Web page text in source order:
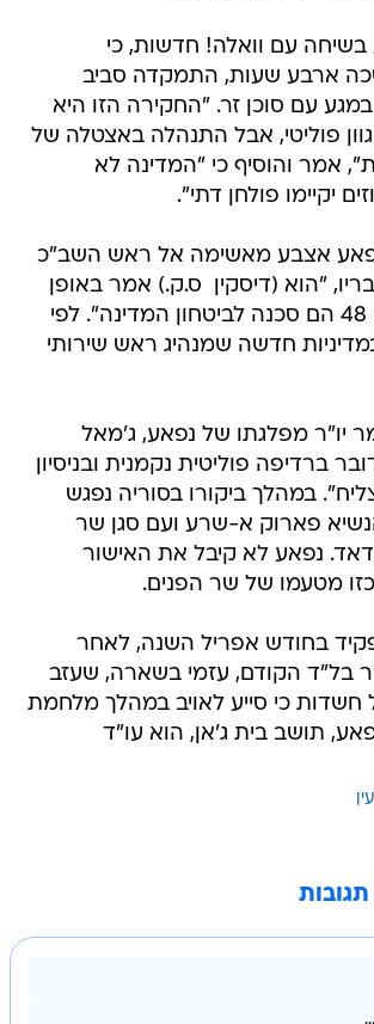
עם וואלה! חדשות, כי
ארבע שעות, התמקדה סביב
עם סוכן זר. "החקירה הזו היא
פוליטי, אבל התנהלה באצטלה של
אמר והוסיף כי "המדינה לא
יקיימו פולחן דתי".
נפאע אצבע מאשימה אל ראש השב"כ
"הוא (דיסקין  ס.ק.) אמר באופן
מפורש שערביי 48 הם סכנה לביטחון המדינה". לפי
חדשה שמנהיג ראש שירותי
יו"ר מפלגתו של נפאע, ג'מאל
ברדיפה פוליטית נקמנית ובניסיון
במהלך ביקורו בסוריה נפגש
פארוק א-שרע ועם סגן שר
נפאע לא קיבל את האישור
מטעמו של שר הפנים.
בחודש אפריל השנה, לאחר
בל"ד הקודם, עזמי בשארה, שעזב
כי סייע לאויב במהלך מלחמת
תושב בית ג'אן, הוא עו"ד